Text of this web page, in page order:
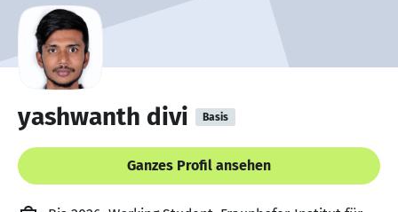
yashwanth divi Basis
Ganzes Profil ansehen